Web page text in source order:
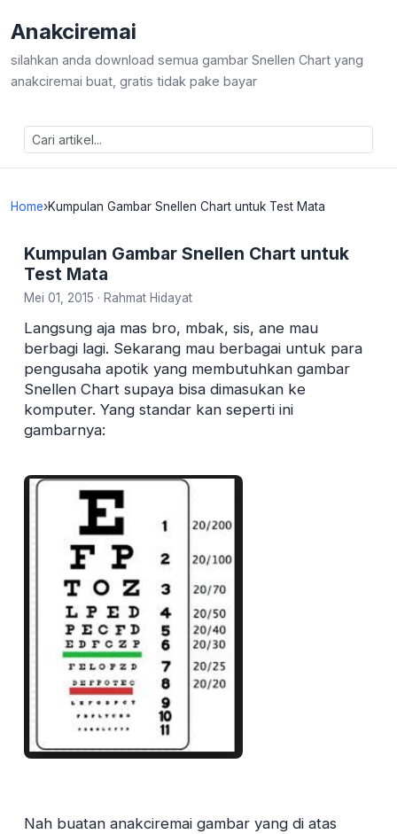
Anakciremai
silahkan anda download semua gambar Snellen Chart yang
anakciremai buat, gratis tidak pake bayar
Home›Kumpulan Gambar Snellen Chart untuk Test Mata
Kumpulan Gambar Snellen Chart untuk
Test Mata
Mei 01, 2015 · Rahmat Hidayat
Langsung aja mas bro, mbak, sis, ane mau
berbagi lagi. Sekarang mau berbagai untuk para
pengusaha apotik yang membutuhkan gambar
Snellen Chart supaya bisa dimasukan ke
komputer. Yang standar kan seperti ini
gambarnya:
Nah buatan anakciremai gambar yang di atas